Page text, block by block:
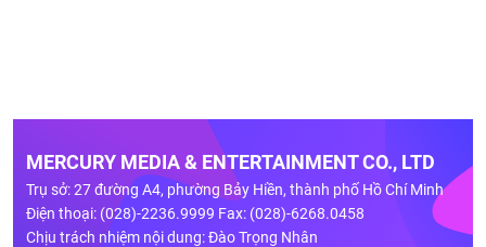
MERCURY MEDIA & ENTERTAINMENT CO., LTD
Trụ sở: 27 đường A4, phường Bảy Hiền, thành phố Hồ Chí Minh
Điện thoại: (028)-2236.9999 Fax: (028)-6268.0458
Chịu trách nhiệm nội dung: Đào Trọng Nhân